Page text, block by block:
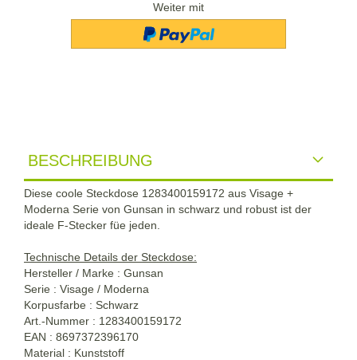
Weiter mit
BESCHREIBUNG
Diese coole Steckdose 1283400159172 aus Visage +
Moderna Serie von Gunsan in schwarz und robust ist der
ideale F-Stecker füe jeden.
Technische Details der Steckdose:
Hersteller / Marke : Gunsan
Serie : Visage / Moderna
Korpusfarbe : Schwarz
Art.-Nummer : 1283400159172
EAN : 8697372396170
Material : Kunststoff